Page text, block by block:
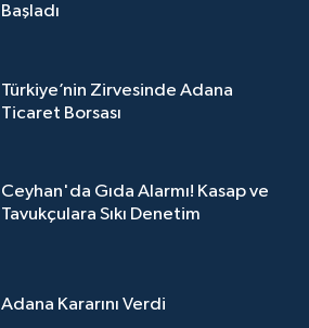
Başladı
Türkiye’nin Zirvesinde Adana
Ticaret Borsası
Ceyhan'da Gıda Alarmı! Kasap ve
Tavukçulara Sıkı Denetim
Adana Kararını Verdi